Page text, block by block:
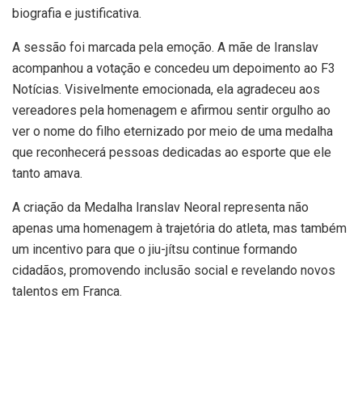
biografia e justificativa.
A sessão foi marcada pela emoção. A mãe de Iranslav
acompanhou a votação e concedeu um depoimento ao F3
Notícias. Visivelmente emocionada, ela agradeceu aos
vereadores pela homenagem e afirmou sentir orgulho ao
ver o nome do filho eternizado por meio de uma medalha
que reconhecerá pessoas dedicadas ao esporte que ele
tanto amava.
A criação da Medalha Iranslav Neoral representa não
apenas uma homenagem à trajetória do atleta, mas também
um incentivo para que o jiu-jítsu continue formando
cidadãos, promovendo inclusão social e revelando novos
talentos em Franca.